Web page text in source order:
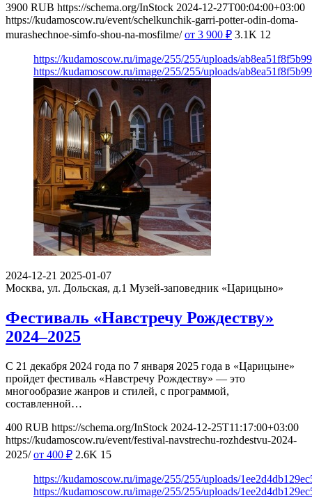
3900 RUB https://schema.org/InStock 2024-12-27T00:04:00+03:00
https://kudamoscow.ru/event/schelkunchik-garri-potter-odin-doma-
murashechnoe-simfo-shou-na-mosfilme/ от 3 900 ₽ 3.1K 12
https://kudamoscow.ru/image/255/255/uploads/
https://kudamoscow.ru/image/255/255/uploads/
2024-12-21 2025-01-07
Москва, ул. Дольская, д.1 Музей-заповедник «Царицыно»
Фестиваль «Навстречу Рождеству»
2024–2025
С 21 декабря 2024 года по 7 января 2025 года в «Царицыне»
пройдет фестиваль «Навстречу Рождеству» — это
многообразие жанров и стилей, с программой,
составленной…
400 RUB https://schema.org/InStock 2024-12-25T11:17:00+03:00
https://kudamoscow.ru/event/festival-navstrechu-rozhdestvu-2024-
2025/ от 400 ₽ 2.6K 15
https://kudamoscow.ru/image/255/255/uploads/
https://kudamoscow.ru/image/255/255/uploads/